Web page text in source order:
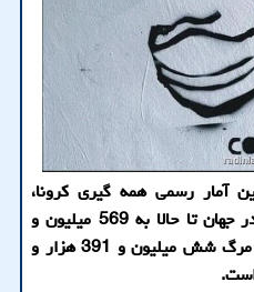
آمار رسمی همه گیری کرونا،
مجموع مبتلایان به این بیماری در جهان تا حالا به 569 میلیون و
834 هزار و 452 نفر رسیده و مرگ شش میلیون و 391 هزار و